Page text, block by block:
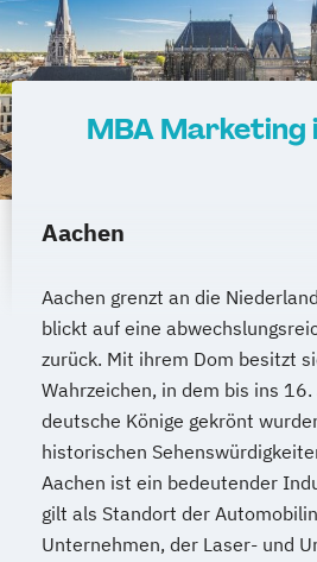
MBA Marketing
Aachen
Aachen grenzt an die
blickt auf eine
zurück. Mit ihrem Dom besitzt
Wahrzeichen, in dem bis ins
deutsche Könige gekrönt
historischen
Aachen ist ein bedeutender
gilt als Standort der
Unternehmen, der Laser- und